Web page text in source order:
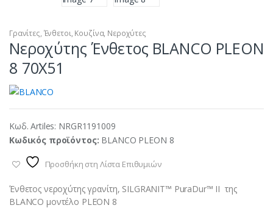
Γρανίτες, Ένθετοι, Κουζίνα, Νεροχύτες
Νεροχύτης Ένθετος BLANCO PLEON
8 70X51
Κωδ. Artiles: NRGR1191009
Κωδικός προϊόντος: BLANCO PLEON 8
Προσθήκη στη Λίστα Επιθυμιών
Ένθετος νεροχύτης γρανίτη, SILGRANIT™ PuraDur™ II της
BLANCO μοντέλο PLEON 8